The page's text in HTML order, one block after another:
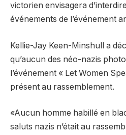
victorien envisagera
événements de l’événement
Kellie-Jay Keen-Minshull a
qu’aucun des néo-nazis
l’événement « Let Women
présent au rassemblement.
«Aucun homme habillé en
saluts nazis n’était au